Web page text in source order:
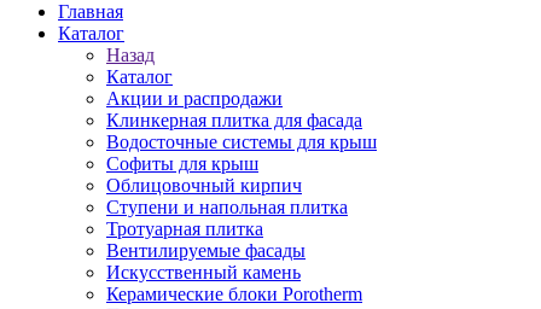
Главная
Каталог
Назад
Каталог
Акции и распродажи
Клинкерная плитка для фасада
Водосточные системы для крыш
Софиты для крыш
Облицовочный кирпич
Ступени и напольная плитка
Тротуарная плитка
Вентилируемые фасады
Искусственный камень
Керамические блоки Porotherm